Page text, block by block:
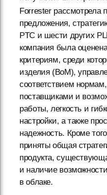
Forrester рассмотрела
предложения,
PTC и шести других
компания была
критериям, среди
изделия (BoM),
соответствием
поставщиками и
работы, легкость и
настройки, а также
надежность. Кроме
приняты общая
продукта,
и наличие
в облаке.